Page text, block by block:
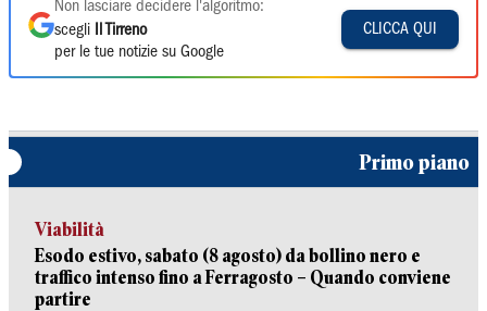
Non lasciare decidere l'algoritmo:
scegli
Il Tirreno
per le tue notizie su Google
CLICCA QUI
Primo piano
Viabilità
Esodo estivo, sabato (8 agosto) da bollino nero e
traffico intenso fino a Ferragosto – Quando conviene
partire